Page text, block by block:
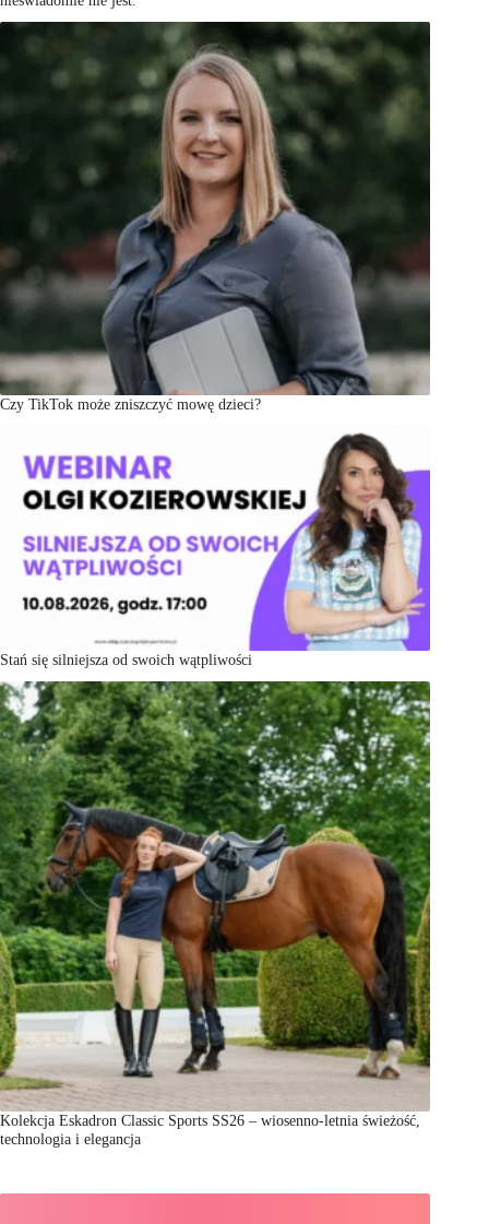
Czy TikTok może zniszczyć mowę dzieci?
Stań się silniejsza od swoich wątpliwości
Kolekcja Eskadron Classic Sports SS26 – wiosenno-letnia świeżość,
technologia i elegancja